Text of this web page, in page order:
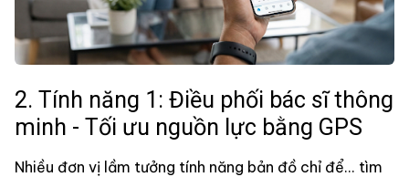
2. Tính năng 1: Điều phối bác sĩ thông
minh - Tối ưu nguồn lực bằng GPS
Nhiều đơn vị lầm tưởng tính năng bản đồ chỉ để... tìm